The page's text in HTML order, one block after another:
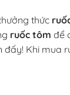
thức
ruốc tôm để
Khi mua